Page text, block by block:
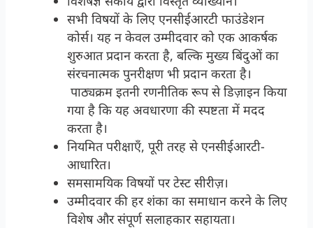
सभी विषयों के लिए एनसीईआरटी फाउंडेशन
कोर्स। यह न केवल उम्मीदवार को एक आकर्षक
शुरुआत प्रदान करता है, बल्कि मुख्य बिंदुओं का
संरचनात्मक पुनरीक्षण भी प्रदान करता है।
पाठ्यक्रम इतनी रणनीतिक रूप से डिज़ाइन किया
गया है कि यह अवधारणा की स्पष्टता में मदद
करता है।
नियमित परीक्षाएँ, पूरी तरह से एनसीईआरटी-
आधारित।
समसामयिक विषयों पर टेस्ट सीरीज़।
उम्मीदवार की हर शंका का समाधान करने के लिए
विशेष और संपूर्ण सलाहकार सहायता।